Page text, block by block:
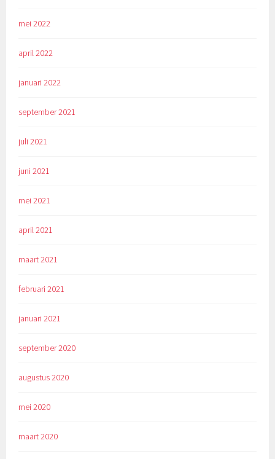
mei 2022
april 2022
januari 2022
september 2021
juli 2021
juni 2021
mei 2021
april 2021
maart 2021
februari 2021
januari 2021
september 2020
augustus 2020
mei 2020
maart 2020